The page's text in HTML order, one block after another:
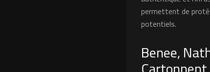
permettent de
potentiels.
Benee,